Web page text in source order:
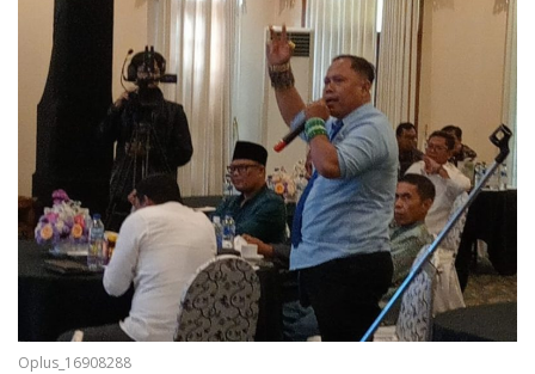
Oplus_16908288